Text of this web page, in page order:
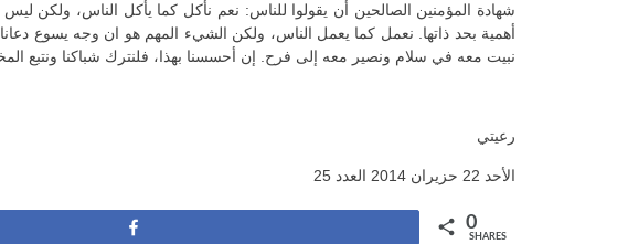
شهادة المؤمنين الصالحين أن يقولوا للناس: نعم نأكل كما يأكل الناس، ولكن
أهمية بحد ذاتها. نعمل كما يعمل الناس، ولكن الشيء المهم هو ان وجه يسوع
نبيت معه في سلام ونصير معه إلى فرح. إن أحسسنا بهذا، فلنترك شباكنا ونتبع
رعيتي
الأحد 22 حزيران 2014 العدد 25
0
SHARES